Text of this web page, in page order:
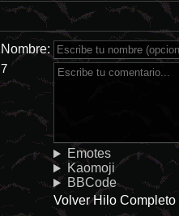
Nombre:
7
Emotes
Kaomoji
BBCode
Volver Hilo Completo